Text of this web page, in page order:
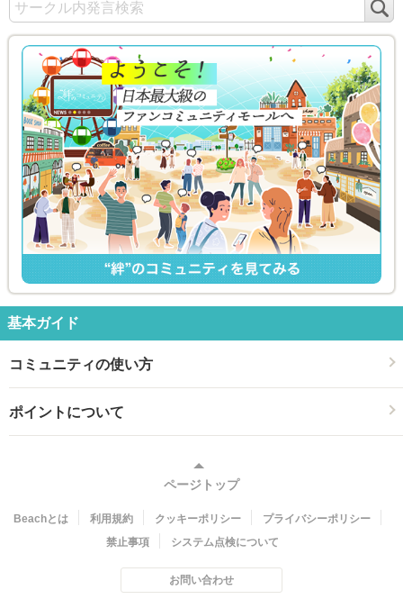
基本ガイド
コミュニティの使い方
ポイントについて
ページトップ
Beachとは 利用規約 クッキーポリシー
プライバシーポリシー
禁止事項
システム点検について
お問い合わせ